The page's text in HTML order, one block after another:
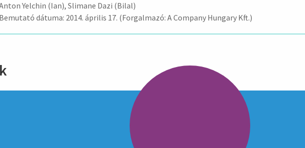
Yelchin (Ian), Slimane Dazi (Bilal)
Bemutató dátuma: 2014. április 17. (Forgalmazó: A Company Hungary Kft.)
hirdetés